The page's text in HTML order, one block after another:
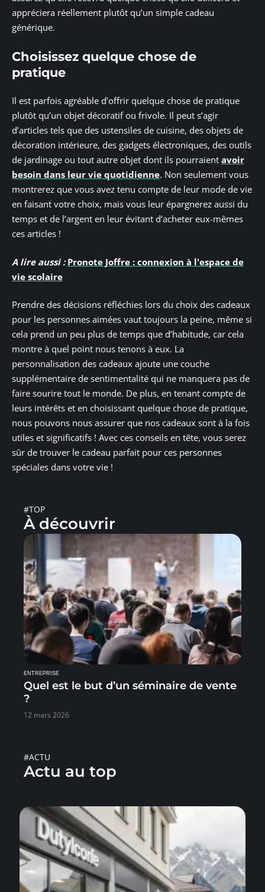
appréciera réellement plutôt qu’un simple cadeau
générique.
Choisissez quelque chose de
pratique
Il est parfois agréable d’offrir quelque chose de pratique
plutôt qu’un objet décoratif ou frivole. Il peut s’agir
d’articles tels que des ustensiles de cuisine, des objets de
décoration intérieure, des gadgets électroniques, des outils
de jardinage ou tout autre objet dont ils pourraient avoir
besoin dans leur vie quotidienne. Non seulement vous
montrerez que vous avez tenu compte de leur mode de vie
en faisant votre choix, mais vous leur épargnerez aussi du
temps et de l’argent en leur évitant d’acheter eux-mêmes
ces articles !
A lire aussi : Pronote Joffre : connexion à l'espace de
vie scolaire
Prendre des décisions réfléchies lors du choix des cadeaux
pour les personnes aimées vaut toujours la peine, même si
cela prend un peu plus de temps que d’habitude, car cela
montre à quel point nous tenons à eux. La
personnalisation des cadeaux ajoute une couche
supplémentaire de sentimentalité qui ne manquera pas de
faire sourire tout le monde. De plus, en tenant compte de
leurs intérêts et en choisissant quelque chose de pratique,
nous pouvons nous assurer que nos cadeaux sont à la fois
utiles et significatifs ! Avec ces conseils en tête, vous serez
sûr de trouver le cadeau parfait pour ces personnes
spéciales dans votre vie !
#TOP
À découvrir
ENTREPRISE
Quel est le but d’un séminaire de vente
?
12 mars 2026
#ACTU
Actu au top